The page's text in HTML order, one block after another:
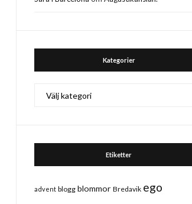
Kategorier
Etiketter
advent blogg blommor Bredavik ego